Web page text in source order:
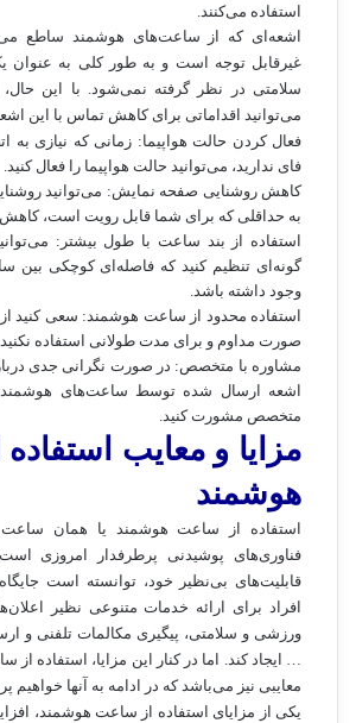
استفاده می‌کنند.
اشعه‌ای که از ساعت‌های هوشمند ساطع
غیرقابل توجه است و به طور کلی به
سلامتی در نظر گرفته نمی‌شود. با این حال،
می‌توانید اقداماتی برای کاهش تماس با این
فعال کردن حالت هواپیما: زمانی که نیازی به
فای ندارید، می‌توانید حالت هواپیما را فعال کنید.
کاهش روشنایی صفحه نمایش: می‌توانید
به حداقلی که برای شما قابل رویت است، کاهش
استفاده از بند ساعت با طول بیشتر:
گونه‌ای تنظیم کنید که فاصله‌ای کوچکی
وجود داشته باشد.
استفاده محدود از ساعت هوشمند: سعی کنید
صورت مداوم و برای مدت طولانی استفاده
مشاوره با متخصص: در صورت نگرانی جدی
اشعه ارسال شده توسط ساعت‌های
متخصص مشورت کنید.
مزایا و معایب
هوشمند
استفاده از ساعت هوشمند یا همان ساعت
فناوری‌های پوشیدنی پرطرفدار امروزی
قابلیت‌های بی‌نظیر خود، توانسته است
افراد برای ارائه خدمات متنوعی نظیر
ورزشی و سلامتی، پیگیری مکالمات تلفنی و
… ایجاد کند. اما در کنار این مزایا، استفاده
معایبی نیز می‌باشد که در ادامه به آنها خواهیم
یکی از مزایای استفاده از ساعت هوشمند،